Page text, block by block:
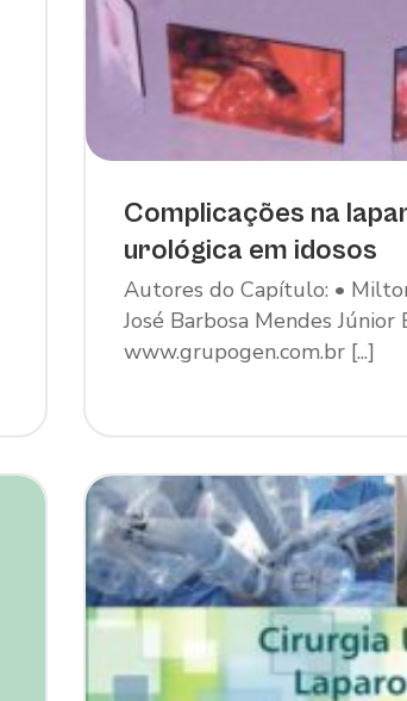
Complicações na
urológica em idosos
Autores do Capítulo: •
José Barbosa Mendes Júnior
www.grupogen.com.br [...]